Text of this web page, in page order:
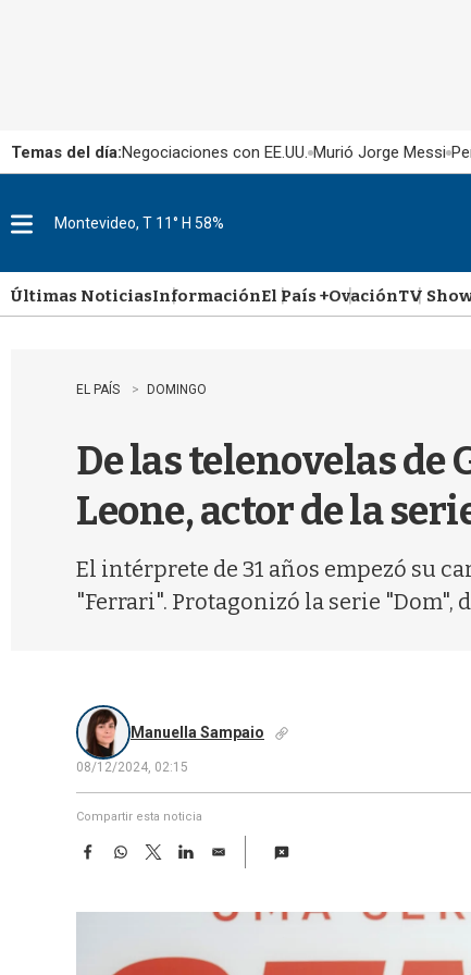
Temas del día:Negociaciones con EE.UU. Murió Jorge Messi
u
Montevideo, T 11° H 58%
Últimas NoticiasInformaciónEl País +OvaciónTV
EL PAÍS DOMINGO
De las telenovelas de
Leone, actor de la
El intérprete de 31 años empezó su
"Ferrari". Protagonizó la serie "Dom",
Manuella Sampaio
08/12/2024, 02:15
Compartir esta noticia
F
e
W
t
T
w
t
e
L
k
d
E
i